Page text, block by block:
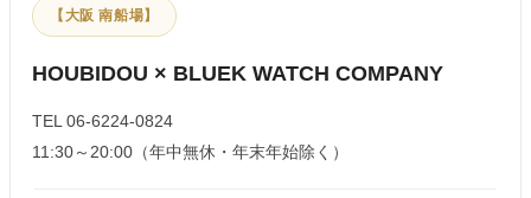
【大阪 南船場】
HOUBIDOU × BLUEK WATCH COMPANY
TEL 06-6224-0824
11:30～20:00（年中無休・年末年始除く）